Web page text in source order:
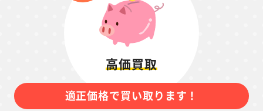
高価買取
適正価格で買い取ります！